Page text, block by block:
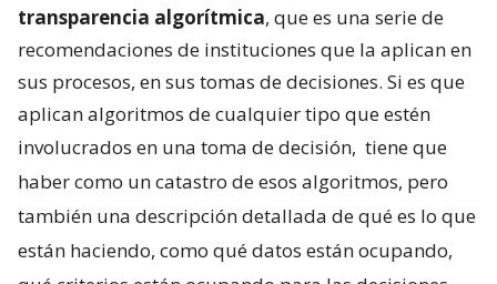
transparencia algorítmica, que es una serie de
recomendaciones de instituciones que la aplican en
sus procesos, en sus tomas de decisiones. Si es que
aplican algoritmos de cualquier tipo que estén
involucrados en una toma de decisión, tiene que
haber como un catastro de esos algoritmos, pero
también una descripción detallada de qué es lo que
están haciendo, como qué datos están ocupando,